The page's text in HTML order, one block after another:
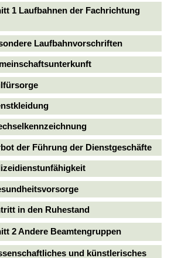
1 Laufbahnen der Fachrichtung
Laufbahnvorschriften
der Führung der Dienstgeschäfte
in den Ruhestand
2 Andere Beamtengruppen
und künstlerisches